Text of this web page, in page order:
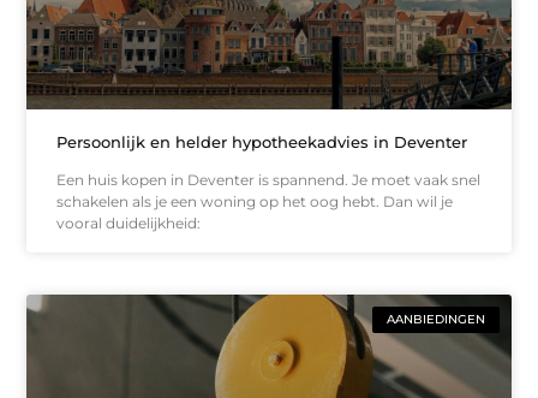
Persoonlijk en helder hypotheekadvies in Deventer
Een huis kopen in Deventer is spannend. Je moet vaak snel
schakelen als je een woning op het oog hebt. Dan wil je
vooral duidelijkheid:
AANBIEDINGEN